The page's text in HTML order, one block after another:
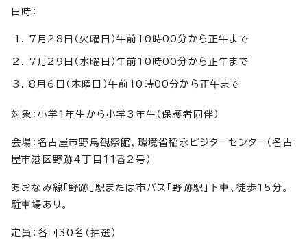
日時：
7月28日（火曜日）午前10時00分から正午まで
7月29日（水曜日）午前10時00分から正午まで
8月6日（木曜日）午前10時00分から正午まで
対象：小学1年生から小学3年生（保護者同伴）
会場：名古屋市野鳥観察館、環境省稲永ビジターセンター（名古
屋市港区野跡4丁目11番2号）
あおなみ線「野跡」駅または市バス「野跡駅」下車、徒歩15分。
駐車場あり。
定員：各回30名（抽選）